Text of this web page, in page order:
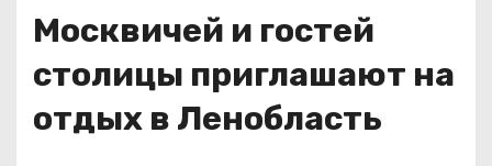
Москвичей и гостей
столицы приглашают на
отдых в Ленобласть